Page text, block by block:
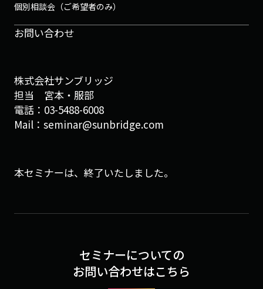
個別相談会（ご希望者のみ）
お問い合わせ
株式会社サンブリッジ
担当 宮本・服部
電話：03-5488-6008
Mail：seminar@sunbridge.com
本セミナーは、終了いたしました。
セミナーについての
お問い合わせはこちら